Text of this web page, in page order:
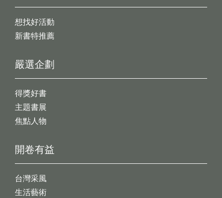
想找好活動
新書特推薦
開卷有益
台灣采風
生活藝術
嚴選企劃
得獎好書
主題書展
焦點人物